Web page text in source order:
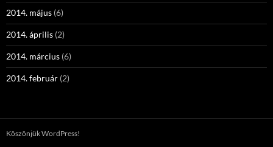
2014. május (6)
2014. április (2)
2014. március (6)
2014. február (2)
Köszönjük WordPress!